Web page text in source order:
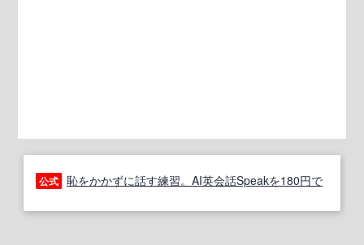
公式 恥をかかずに話す練習。AI英会話Speakを180円で